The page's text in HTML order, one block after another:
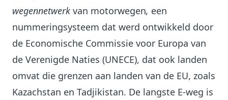
wegennetwerk van motorwegen, een
nummeringsysteem dat werd ontwikkeld door
de Economische Commissie voor Europa van
de Verenigde Naties (UNECE), dat ook landen
omvat die grenzen aan landen van de EU, zoals
Kazachstan en Tadjikistan. De langste E-weg is